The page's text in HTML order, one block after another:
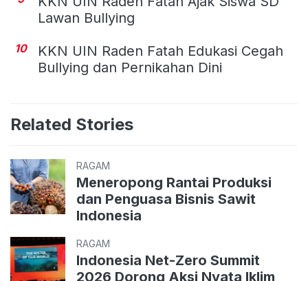
Lawan Bullying
10
KKN UIN Raden Fatah Edukasi Cegah
Bullying dan Pernikahan Dini
Related Stories
RAGAM
Meneropong Rantai Produksi
dan Penguasa Bisnis Sawit
Indonesia
RAGAM
Indonesia Net-Zero Summit
2026 Dorong Aksi Nyata Iklim